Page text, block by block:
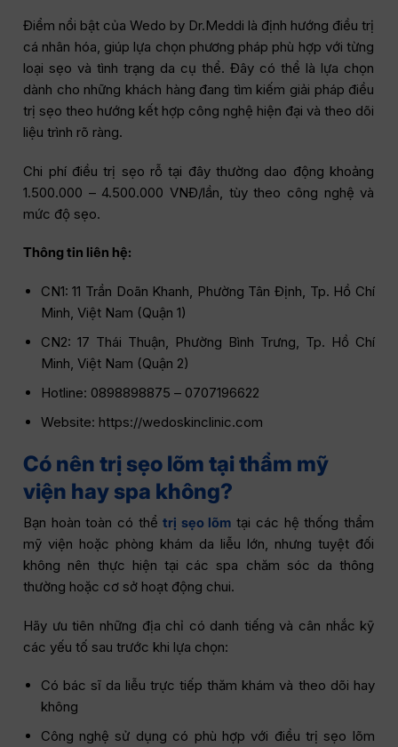
Điểm nổi bật của Wedo by Dr.Meddi là định hướng điều trị
cá nhân hóa, giúp lựa chọn phương pháp phù hợp với từng
loại sẹo và tình trạng da cụ thể. Đây có thể là lựa chọn
dành cho những khách hàng đang tìm kiếm giải pháp điều
trị sẹo theo hướng kết hợp công nghệ hiện đại và theo dõi
liệu trình rõ ràng.
Chi phí điều trị sẹo rỗ tại đây thường dao động khoảng
1.500.000 – 4.500.000 VNĐ/lần, tùy theo công nghệ và
mức độ sẹo.
Thông tin liên hệ:
CN1: 11 Trần Doãn Khanh, Phường Tân Định, Tp. Hồ Chí
Minh, Việt Nam (Quận 1)
CN2: 17 Thái Thuận, Phường Bình Trưng, Tp. Hồ Chí
Minh, Việt Nam (Quận 2)
Hotline: 0898898875 – 0707196622
Website: https://wedoskinclinic.com
Có nên trị sẹo lõm tại thẩm mỹ
viện hay spa không?
Bạn hoàn toàn có thểtrị sẹo lõm tại các hệ thống thẩm
mỹ viện hoặc phòng khám da liễu lớn, nhưng tuyệt đối
không nên thực hiện tại các spa chăm sóc da thông
thường hoặc cơ sở hoạt động chui.
Hãy ưu tiên những địa chỉ có danh tiếng và cân nhắc kỹ
các yếu tố sau trước khi lựa chọn:
Có bác sĩ da liễu trực tiếp thăm khám và theo dõi hay
không
Công nghệ sử dụng có phù hợp với điều trị sẹo lõm